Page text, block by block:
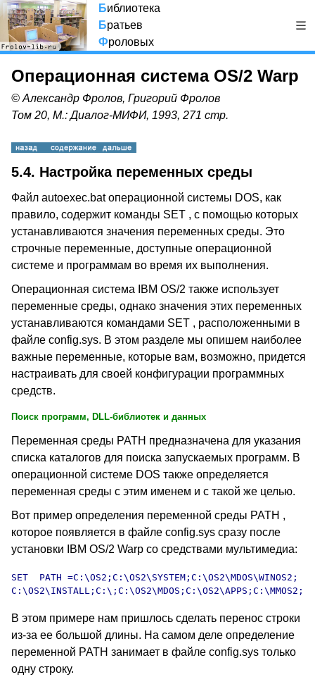
Библиотека
Братьев
Фроловых
Операционная система OS/2 Warp
© Александр Фролов, Григорий Фролов
Том 20, М.: Диалог-МИФИ, 1993, 271 стр.
5.4. Настройка переменных среды
Файл autoexec.bat операционной системы DOS, как
правило, содержит команды SET , с помощью которых
устанавливаются значения переменных среды. Это
строчные переменные, доступные операционной
системе и программам во время их выполнения.
Операционная система IBM OS/2 также использует
переменные среды, однако значения этих переменных
устанавливаются командами SET , расположенными в
файле config.sys. В этом разделе мы опишем наиболее
важные переменные, которые вам, возможно, придется
настраивать для своей конфигурации программных
средств.
Поиск программ, DLL-библиотек и данных
Переменная среды PATH предназначена для указания
списка каталогов для поиска запускаемых программ. В
операционной системе DOS также определяется
переменная среды с этим именем и с такой же целью.
Вот пример определения переменной среды PATH ,
которое появляется в файле config.sys сразу после
установки IBM OS/2 Warp со средствами мультимедиа:
SET  PATH =C:\OS2;C:\OS2\SYSTEM;C:\OS2\MDOS\WINOS2;
В этом примере нам пришлось сделать перенос строки
из-за ее большой длины. На самом деле определение
переменной PATH занимает в файле config.sys только
одну строку.